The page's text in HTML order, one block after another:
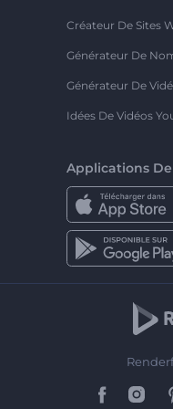
Créateur De Sites
Générateur De
Générateur De
Idées De Vidéos
Applications